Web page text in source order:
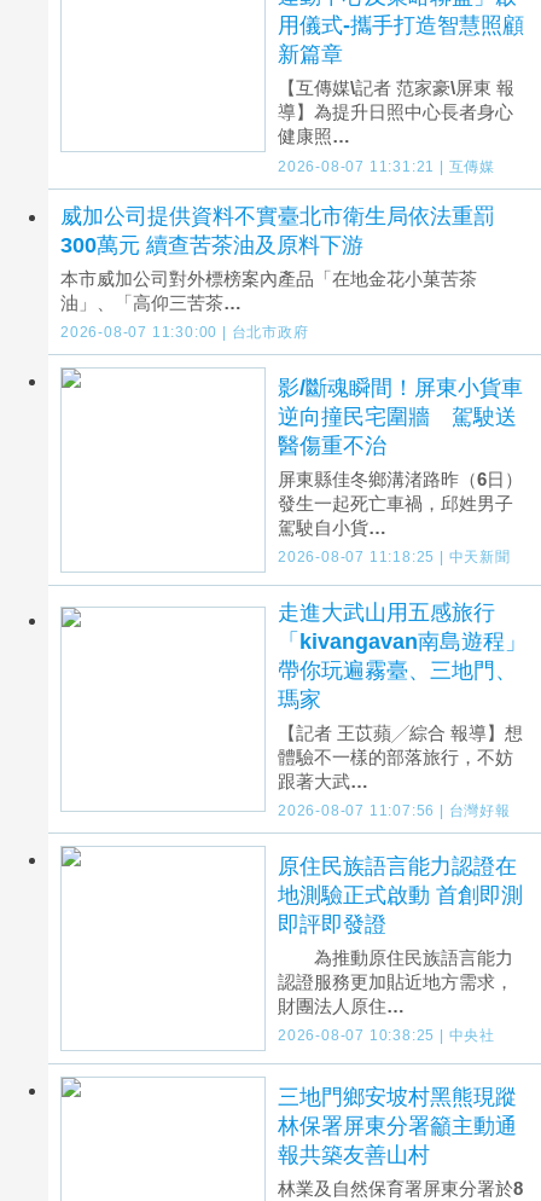
用儀式-攜手打造智慧照顧
新篇章
【互傳媒\記者 范家豪\屏東 報
導】為提升日照中心長者身心
健康照…
2026-08-07 11:31:21 | 互傳媒
威加公司提供資料不實臺北市衛生局依法重罰
300萬元 續查苦茶油及原料下游
本市威加公司對外標榜案內產品「在地金花小菓苦茶
油」、「高仰三苦茶…
2026-08-07 11:30:00 | 台北市政府
影/斷魂瞬間！屏東小貨車
逆向撞民宅圍牆 駕駛送
醫傷重不治
屏東縣佳冬鄉溝渚路昨（6日）
發生一起死亡車禍，邱姓男子
駕駛自小貨…
2026-08-07 11:18:25 | 中天新聞
走進大武山用五感旅行
「kivangavan南島遊程」
帶你玩遍霧臺、三地門、
瑪家
【記者 王苡蘋╱綜合 報導】想
體驗不一樣的部落旅行，不妨
跟著大武…
2026-08-07 11:07:56 | 台灣好報
原住民族語言能力認證在
地測驗正式啟動 首創即測
即評即發證
為推動原住民族語言能力
認證服務更加貼近地方需求，
財團法人原住…
2026-08-07 10:38:25 | 中央社
三地門鄉安坡村黑熊現蹤
林保署屏東分署籲主動通
報共築友善山村
林業及自然保育署屏東分署於8